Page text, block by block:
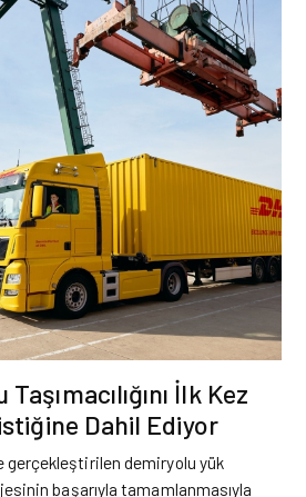
İlk Kez
Dahil Ediyor
gerçekleştirilen demiryolu yük
başarıyla tamamlanmasıyla